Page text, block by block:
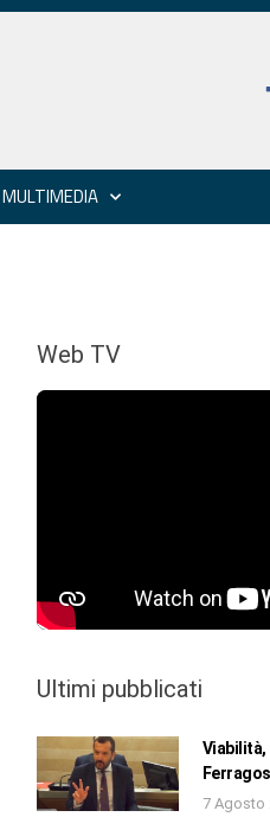
MULTIMEDIA
Web TV
Ultimi pubblicati
Viabilità,
7 Agosto